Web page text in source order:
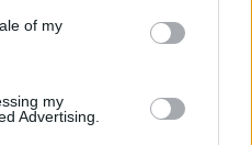
of my
my
Advertising.
Βουλγαράκη ξεσπά για
«Διασταυρώστε
πληροφορία πριν